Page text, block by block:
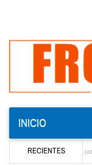
INICIO
RECIENTES
Younes en Ayapata